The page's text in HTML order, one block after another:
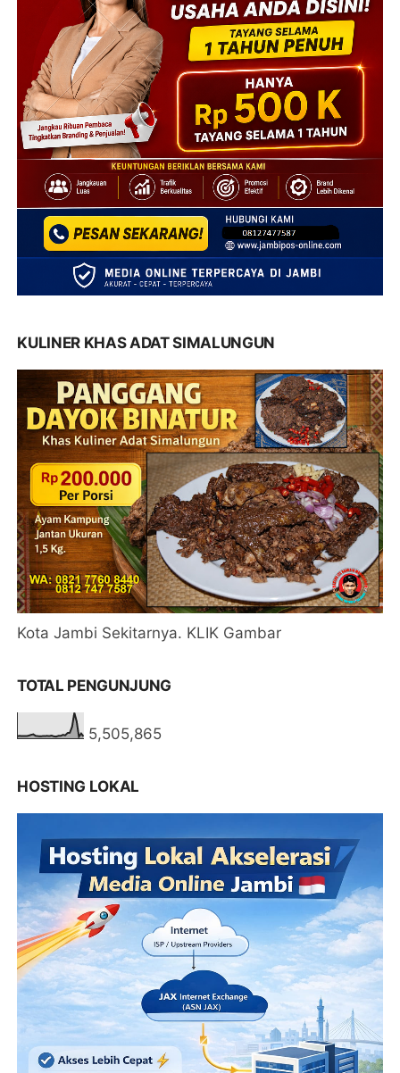
KULINER KHAS ADAT SIMALUNGUN
Kota Jambi Sekitarnya. KLIK Gambar
TOTAL PENGUNJUNG
5,505,865
HOSTING LOKAL